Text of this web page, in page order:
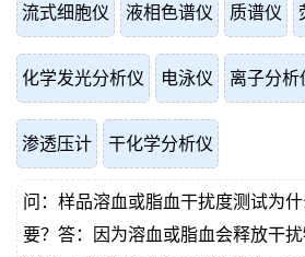
流式细胞仪 液相色谱仪 质谱仪
化学发光分析仪 电泳仪 离子分析
渗透压计 干化学分析仪
问：样品溶血或脂血干扰度测试为
要？答：因为溶血或脂血会释放干